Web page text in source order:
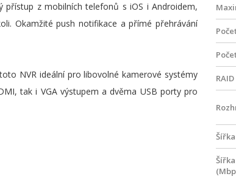
přístup z mobilních telefonů s iOS i Androidem,
Okamžité push notifikace a přímé přehrávání
NVR ideální pro libovolné kamerové systémy
tak i VGA výstupem a dvěma USB porty pro
RAID